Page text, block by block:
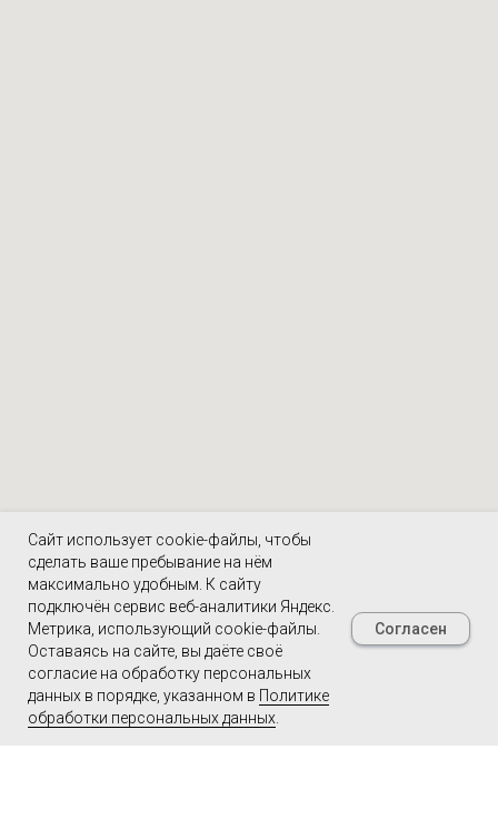
Сайт использует cookie-файлы, чтобы
сделать ваше пребывание на нём
максимально удобным. К cайту
подключён сервис веб-аналитики Яндекс.
Метрика, использующий cookie-файлы.
Оставаясь на сайте, вы даёте своё
согласие на обработку персональных
данных в порядке, указанном в Политике
обработки персональных данных
Согласен